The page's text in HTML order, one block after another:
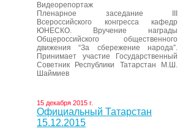
Видеорепортаж
Пленарное заседание III
Всероссийского конгресса кафедр
ЮНЕСКО. Вручение награды
Общероссийского общественного
движения “За сбережение народа”.
Принимает участие Государственный
Советник Республики Татарстан М.Ш.
Шаймиев
15 декабря 2015 г.
Официальный Татарстан
15.12.2015